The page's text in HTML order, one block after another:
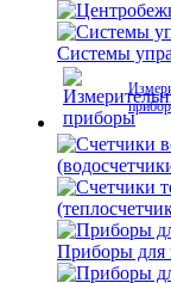
Системы
Приборы для